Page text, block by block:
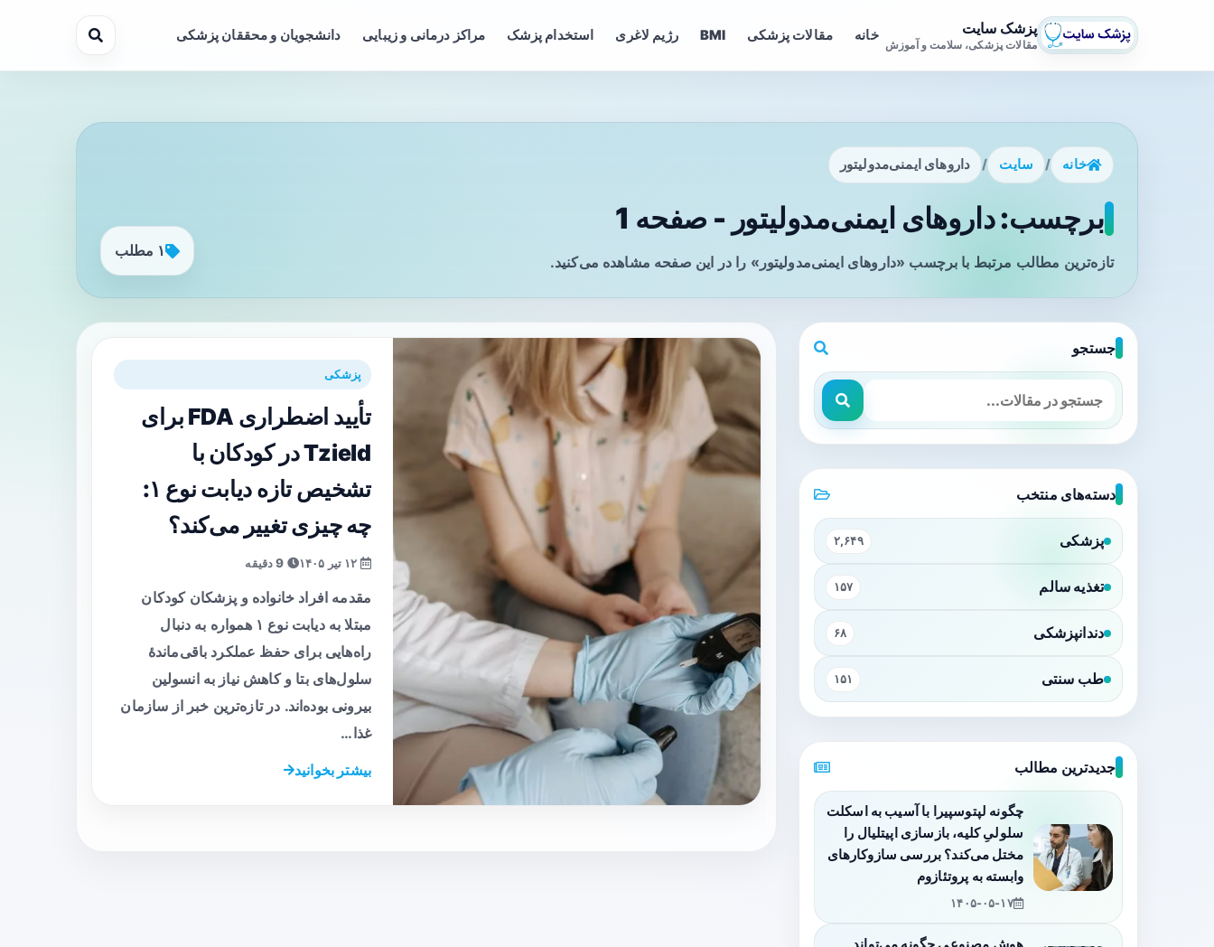
پزشک سایت
مقالات پزشکی، سلامت و آموزش
خانه مقالات پزشکی BMI رژیم لاغری استخدام پزشک مراکز درمانی و زیبایی دانشجویان و محققان پزشکی
خانه / سایت / داروهای ایمنی‌مدولیتور
برچسب: داروهای ایمنی‌مدولیتور - صفحه 1
تازه‌ترین مطالب مرتبط با برچسب «داروهای ایمنی‌مدولیتور» را در این صفحه مشاهده می‌کنید.
۱ مطلب
پزشکی
تأیید اضطراری FDA برای
Tzield در کودکان با
تشخیص تازه دیابت نوع ۱:
چه چیزی تغییر می‌کند؟
مقدمه افراد خانواده و پزشکان کودکان
مبتلا به دیابت نوع ۱ همواره به دنبال
راه‌هایی برای حفظ عملکرد باقی‌ماندهٔ
سلول‌های بتا و کاهش نیاز به انسولین
بیرونی بوده‌اند. در تازه‌ترین خبر از سازمان
غذا…
بیشتر بخوانید
جستجو
دسته‌های منتخب
پزشکی ۲,۶۴۹
تغذیه سالم ۱۵۷
دندانپزشکی ۶۸
طب سنتی ۱۵۱
جدیدترین مطالب
چگونه لپتوسپیرا با آسیب به اسکلت
سلولیِ کلیه، بازسازی اپیتلیال را
مختل می‌کند؟ بررسی سازوکارهای
وابسته به پروتئازوم
۱۴۰۵-۰۵-۱۷